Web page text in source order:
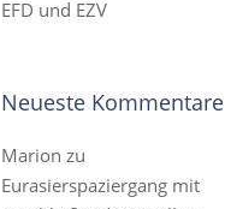
EFD und EZV
Neueste Kommentare
Marion zu
Eurasierspaziergang mit